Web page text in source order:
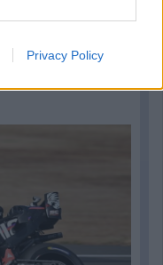
Privacy Policy